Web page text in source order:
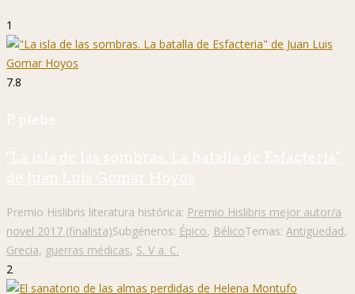
1
7.8
P. plebe
"La isla de las sombras. La batalla de Esfacteria"
de Juan Luis Gomar Hoyos
Premio Hislibris literatura histórica: Premio Hislibris mejor autor/a
novel 2017 (finalista)Subgéneros: Épico, BélicoTemas: Antigüedad,
Grecia, guerras médicas, S. V a. C.
2